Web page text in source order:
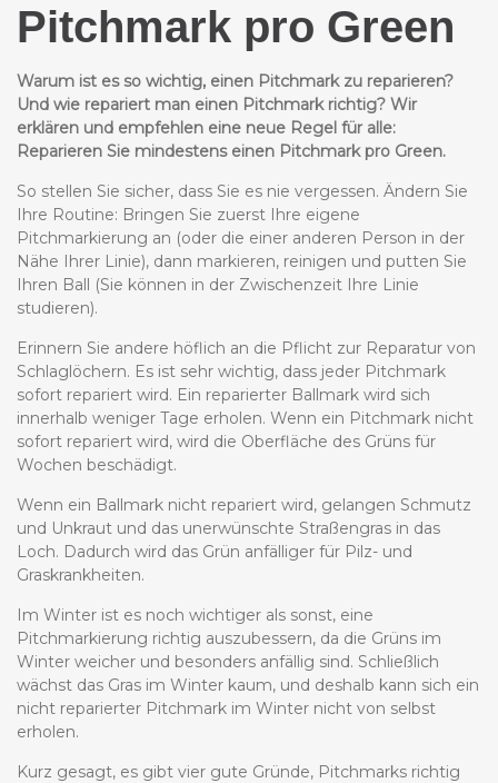
Pitchmark pro Green
Warum ist es so wichtig, einen Pitchmark zu reparieren?
Und wie repariert man einen Pitchmark richtig? Wir
erklären und empfehlen eine neue Regel für alle:
Reparieren Sie mindestens einen Pitchmark pro Green.
So stellen Sie sicher, dass Sie es nie vergessen. Ändern Sie
Ihre Routine: Bringen Sie zuerst Ihre eigene
Pitchmarkierung an (oder die einer anderen Person in der
Nähe Ihrer Linie), dann markieren, reinigen und putten Sie
Ihren Ball (Sie können in der Zwischenzeit Ihre Linie
studieren).
Erinnern Sie andere höflich an die Pflicht zur Reparatur von
Schlaglöchern. Es ist sehr wichtig, dass jeder Pitchmark
sofort repariert wird. Ein reparierter Ballmark wird sich
innerhalb weniger Tage erholen. Wenn ein Pitchmark nicht
sofort repariert wird, wird die Oberfläche des Grüns für
Wochen beschädigt.
Wenn ein Ballmark nicht repariert wird, gelangen Schmutz
und Unkraut und das unerwünschte Straßengras in das
Loch. Dadurch wird das Grün anfälliger für Pilz- und
Graskrankheiten.
Im Winter ist es noch wichtiger als sonst, eine
Pitchmarkierung richtig auszubessern, da die Grüns im
Winter weicher und besonders anfällig sind. Schließlich
wächst das Gras im Winter kaum, und deshalb kann sich ein
nicht reparierter Pitchmark im Winter nicht von selbst
erholen.
Kurz gesagt, es gibt vier gute Gründe, Pitchmarks richtig